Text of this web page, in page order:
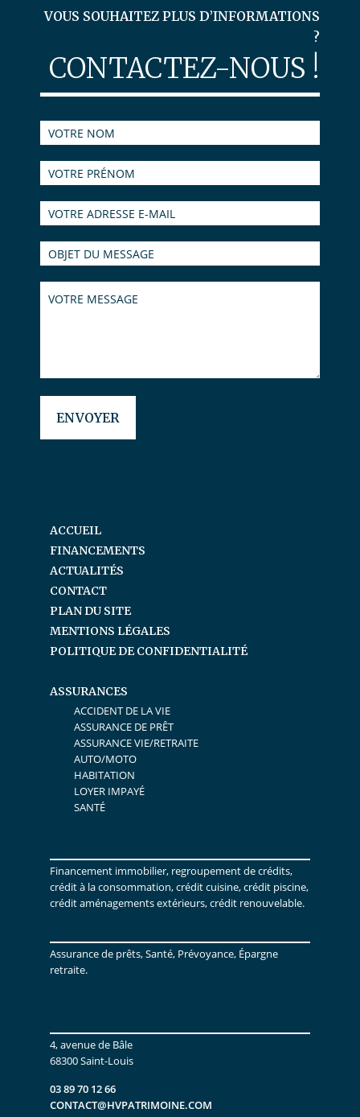
VOUS SOUHAITEZ PLUS D’INFORMATIONS
?
CONTACTEZ-NOUS !
ACCUEIL
FINANCEMENTS
ACTUALITÉS
CONTACT
PLAN DU SITE
MENTIONS LÉGALES
POLITIQUE DE CONFIDENTIALITÉ
ASSURANCES
ACCIDENT DE LA VIE
ASSURANCE DE PRÊT
ASSURANCE VIE/RETRAITE
AUTO/MOTO
HABITATION
LOYER IMPAYÉ
SANTÉ
Financement immobilier, regroupement de crédits,
crédit à la consommation, crédit cuisine, crédit piscine,
crédit aménagements extérieurs, crédit renouvelable.
Assurance de prêts, Santé, Prévoyance, Épargne
retraite.
4, avenue de Bâle
68300 Saint-Louis
03 89 70 12 66
CONTACT@HVPATRIMOINE.COM